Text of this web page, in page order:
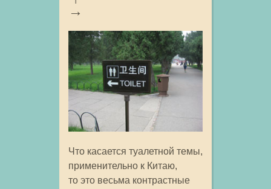
Что касается туалетной темы,
применительно к Китаю,
то это весьма контрастные